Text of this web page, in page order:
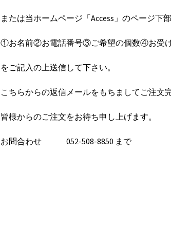
または当ホームページ「Access」のページ下
①お名前②お電話番号③ご希望の個数④お受
をご記入の上送信して下さい。
こちらからの返信メールをもちましてご注文
皆様からのご注文をお待ち申し上げます。
お問合わせ 052-508-8850 まで